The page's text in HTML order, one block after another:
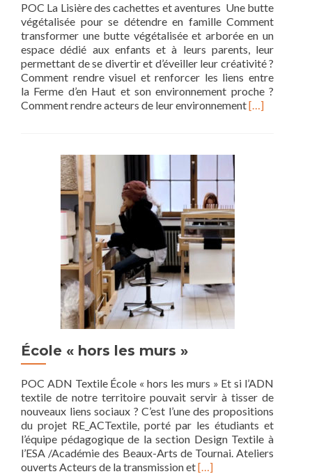
POC La Lisière des cachettes et aventures Une butte
végétalisée pour se détendre en famille Comment
transformer une butte végétalisée et arborée en un
espace dédié aux enfants et à leurs parents, leur
permettant de se divertir et d’éveiller leur créativité ?
Comment rendre visuel et renforcer les liens entre
la Ferme d’en Haut et son environnement proche ?
Comment rendre acteurs de leur environnementRead
[…]
École « hors les murs »
POC ADN Textile École « hors les murs » Et si l’ADN
textile de notre territoire pouvait servir à tisser de
nouveaux liens sociaux ? C’est l’une des propositions
du projet RE_ACTextile, porté par les étudiants et
l’équipe pédagogique de la section Design Textile à
l’ESA /Académie des Beaux-Arts de Tournai. Ateliers
ouverts Acteurs de la transmission etRead
[…]